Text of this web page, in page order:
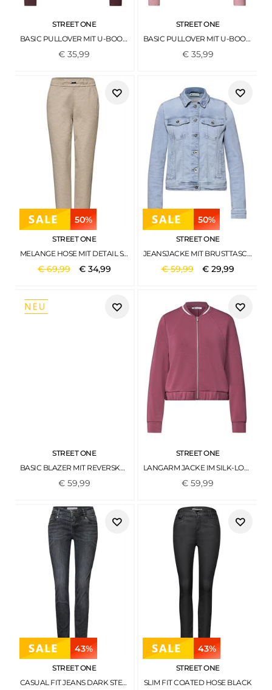
STREET ONE
BASIC PULLOVER MIT U-BOOT-AUSSCHNITT RUSTIC ROUGE
€35,99
STREET ONE
BASIC PULLOVER MIT U-BOOT-AUSSCHNITT VINTAGE BLUSH MEL.
€ 35,99
50%
STREET ONE
MELANGE HOSE MIT DETAIL SANDED BEIGE MEL.
€69,99 € 34,99
50%
STREET ONE
JEANSJACKE MIT BRUSTTASCHEN UND KNÖPFEN LIGHT BLUE WASHED
€59,99 € 29,99
STREET ONE
BASIC BLAZER MIT REVERSKRAGEN UND DESSIN BLACK
€ 59,99
STREET ONE
LANGARM JACKE IM SILK-LOOK MIT ZIPPER DARK CLOUDED BLUSH
€59,99
43%
STREET ONE
CASUAL FIT JEANS DARK STEEL GREY WASHED
43%
STREET ONE
SLIM FIT COATED HOSE BLACK